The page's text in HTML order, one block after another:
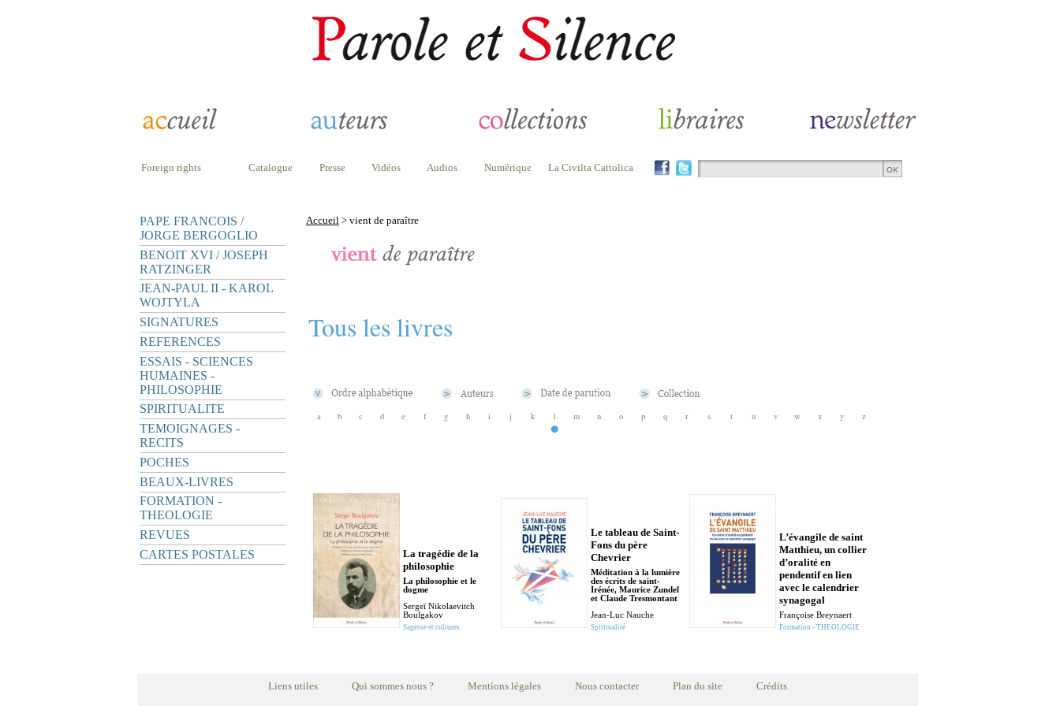
Foreign rights Catalogue Presse Vidéos Audios Numérique La Civilta Cattolica
PAPE FRANCOIS /
JORGE BERGOGLIO
BENOIT XVI / JOSEPH
RATZINGER
JEAN-PAUL II - KAROL
WOJTYLA
SIGNATURES
REFERENCES
ESSAIS - SCIENCES
HUMAINES -
PHILOSOPHIE
SPIRITUALITE
TEMOIGNAGES -
RECITS
POCHES
BEAUX-LIVRES
FORMATION -
THEOLOGIE
REVUES
CARTES POSTALES
Accueil > vient de paraître
Tous les livres
a b c d e f g h i j k l m n o p q r s t u v w x y z
La tragédie de la
philosophie
La philosophie et le
dogme
Sergeï Nikolaevitch
Boulgakov
Sagesse et cultures
Le tableau de Saint-
Fons du père
Chevrier
Méditation à la lumière
des écrits de saint-
Irénée, Maurice Zundel
et Claude Tresmontant
Jean-Luc Nauche
Spiritualité
L’évangile de saint
Matthieu, un collier
d’oralité en
pendentif en lien
avec le calendrier
synagogal
Françoise Breynaert
Formation - THEOLOGIE
Liens utiles Qui sommes nous ? Mentions légales Nous contacter Plan du site Crédits